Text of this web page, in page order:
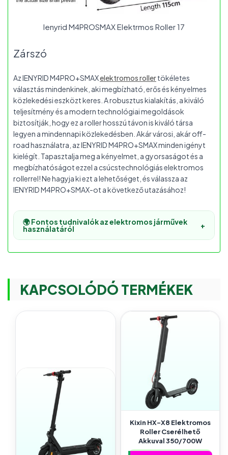
Ienyrid M4PROSMAX Elektrmos Roller 17
Zárszó
Az IENYRID M4PRO+SMAXelektromos rollertökéletes
választás mindenkinek, aki megbízható, erős és kényelmes
közlekedési eszközt keres. A robusztus kialakítás, a kiváló
teljesítmény és a modern technológiai megoldások
biztosítják, hogy ez a roller hosszú távon is kiváló társa
legyen a mindennapi közlekedésben. Akár városi, akár off-
road használatra, az IENYRID M4PRO+SMAX minden igényt
kielégít. Tapasztalja meg a kényelmet, a gyorsaságot és a
megbízhatóságot ezzel a csúcstechnológiás elektromos
rollerrel! Ne hagyja ki ezt a lehetőséget, és válassza az
IENYRID M4PRO+SMAX-ot a következő utazásához!
🌍 Fontos tudnivalók az elektromos járművek
használatáról +
KAPCSOLÓDÓ TERMÉKEK
Kixin HX-X8 Elektromos
Roller Cserélhető
Akkuval 350/700W